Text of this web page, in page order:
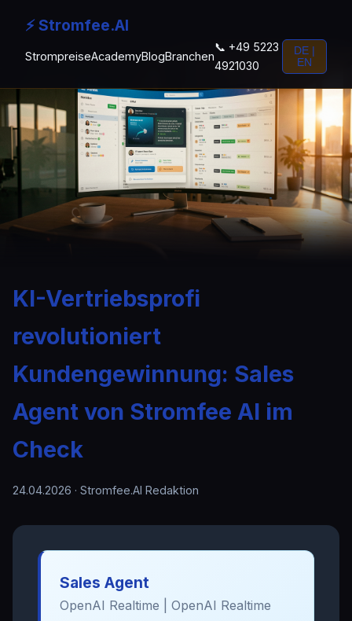
⚡ Stromfee.AI
StrompreiseAcademyBlogBranchen
📞 +49 5223
4921030
DE |
EN
KI-Vertriebsprofi
revolutioniert
Kundengewinnung: Sales
Agent von Stromfee AI im
Check
24.04.2026 · Stromfee.AI Redaktion
Sales Agent
OpenAI Realtime | OpenAI Realtime